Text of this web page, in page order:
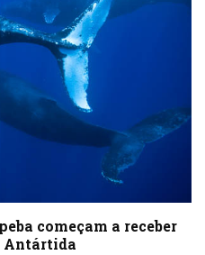
começam a receber
Antártida